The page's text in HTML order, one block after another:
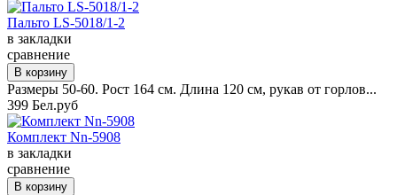
Пальто LS-5018/1-2
в закладки
сравнение
Размеры 50-60. Рост 164 см. Длина 120 см, рукав от горлов...
399 Бел.руб
Комплект Nn-5908
в закладки
сравнение